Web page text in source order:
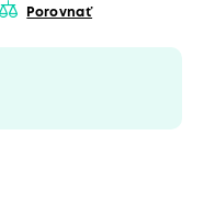
Porovnať